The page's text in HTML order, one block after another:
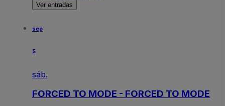
Ver entradas
sep
5
sáb.
FORCED TO MODE - FORCED TO MODE